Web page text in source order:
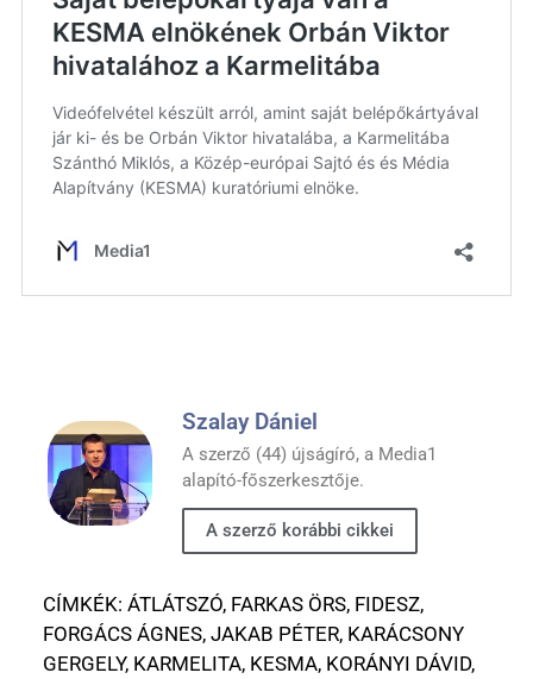
Szalay Dániel
A szerző (44) újságíró, a Media1
alapító-főszerkesztője.
A szerző korábbi cikkei
CÍMKÉK: ÁTLÁTSZÓ, FARKAS ÖRS, FIDESZ,
FORGÁCS ÁGNES, JAKAB PÉTER, KARÁCSONY
GERGELY, KARMELITA, KESMA, KORÁNYI DÁVID,